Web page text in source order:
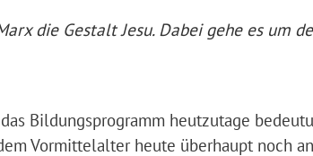
die Gestalt Jesu. Dabei gehe es um
Bildungsprogramm heutzutage
Vormittelalter heute überhaupt noch